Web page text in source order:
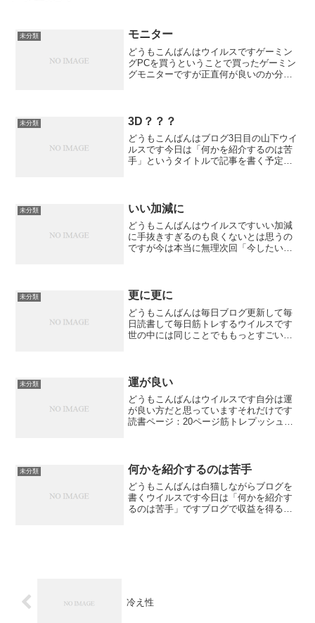
未分類 モニター
どうもこんばんはウイルスですゲーミン
グPCを買うということで買ったゲーミン
グモニターですが正直何が良いのか分か
とにたまにノイズのよう...
未分類 3D？？？
どうもこんばんはブログ3日目の山下ウイ
ルスです今日は「何かを紹介するのは苦
手」というタイトルで記事を書く予定で
工房へえーRTX40...
未分類 いい加減に
どうもこんばんはウイルスですいい加減
に手抜きすぎるのも良くないとは思うの
ですが今は本当に無理次回「今したいこ
府の雑...
未分類 更に更に
どうもこんばんは毎日ブログ更新して毎
日読書して毎日筋トレするウイルスです
世の中には同じことでももっとすごいこ
もトレーニングする人し...
未分類 運が良い
どうもこんばんはウイルスです自分は運
が良い方だと思っていますそれだけです
読書ページ：20ページ筋トレプッシュア
未分類 何かを紹介するのは苦手
どうもこんばんは白猫しながらブログを
書くウイルスです今日は「何かを紹介す
るのは苦手」ですブログで収益を得るに
冷え性